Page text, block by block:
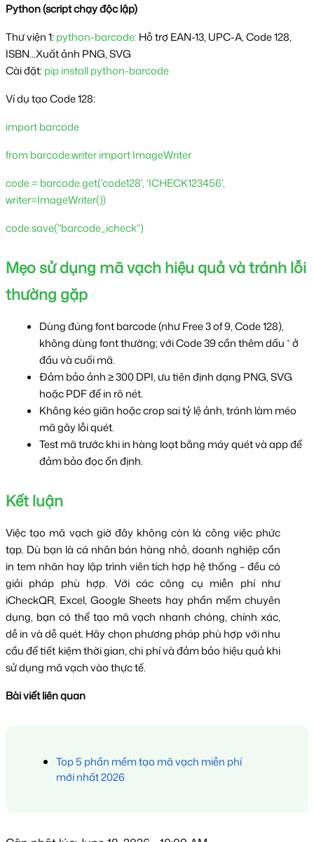
Python (script chạy độc lập)
Thư viện 1: python-barcode: Hỗ trợ EAN-13, UPC-A, Code 128,
ISBN...Xuất ảnh PNG, SVG
Cài đặt: pip install python-barcode
Ví dụ tạo Code 128:
import barcode
from barcode.writer import ImageWriter
code = barcode.get('code128', 'ICHECK123456',
writer=ImageWriter())
code.save("barcode_icheck")
Mẹo sử dụng mã vạch hiệu quả và tránh lỗi
thường gặp
Dùng đúng font barcode (như Free 3 of 9, Code 128),
không dùng font thường; với Code 39 cần thêm dấu * ở
đầu và cuối mã.
Đảm bảo ảnh ≥ 300 DPI, ưu tiên định dạng PNG, SVG
hoặc PDF để in rõ nét.
Không kéo giãn hoặc crop sai tỷ lệ ảnh, tránh làm méo
mã gây lỗi quét.
Test mã trước khi in hàng loạt bằng máy quét và app để
đảm bảo đọc ổn định.
Kết luận
Việc tạo mã vạch giờ đây không còn là công việc phức
tạp. Dù bạn là cá nhân bán hàng nhỏ, doanh nghiệp cần
in tem nhãn hay lập trình viên tích hợp hệ thống – đều có
giải pháp phù hợp. Với các công cụ miễn phí như
iCheckQR, Excel, Google Sheets hay phần mềm chuyên
dụng, bạn có thể tạo mã vạch nhanh chóng, chính xác,
dễ in và dễ quét. Hãy chọn phương pháp phù hợp với nhu
cầu để tiết kiệm thời gian, chi phí và đảm bảo hiệu quả khi
sử dụng mã vạch vào thực tế.
Bài viết liên quan
Top 5 phần mềm tạo mã vạch miễn phí
mới nhất 2026